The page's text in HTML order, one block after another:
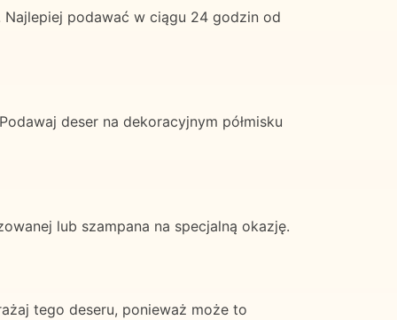
podawać w ciągu 24 godzin od
deser na dekoracyjnym półmisku
lub szampana na specjalną okazję.
tego deseru, ponieważ może to